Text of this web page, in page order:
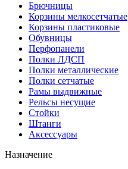
Брючницы
Корзины мелкосетчатые
Корзины пластиковые
Обувницы
Перфопанели
Полки ЛДСП
Полки металлические
Полки сетчатые
Рамы выдвижные
Рельсы несущие
Стойки
Штанги
Аксессуары
Назначение